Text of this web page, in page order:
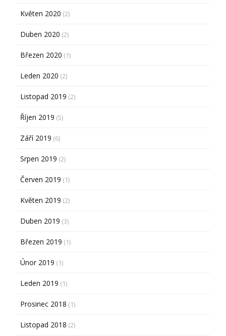
Květen 2020 (2)
Duben 2020 (2)
Březen 2020 (1)
Leden 2020 (2)
Listopad 2019 (2)
Říjen 2019 (5)
Září 2019 (6)
Srpen 2019 (2)
Červen 2019 (1)
Květen 2019 (2)
Duben 2019 (3)
Březen 2019 (1)
Únor 2019 (1)
Leden 2019 (1)
Prosinec 2018 (1)
Listopad 2018 (2)